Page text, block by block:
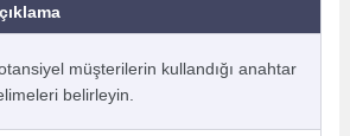
müşterilerin kullandığı anahtar
belirleyin.